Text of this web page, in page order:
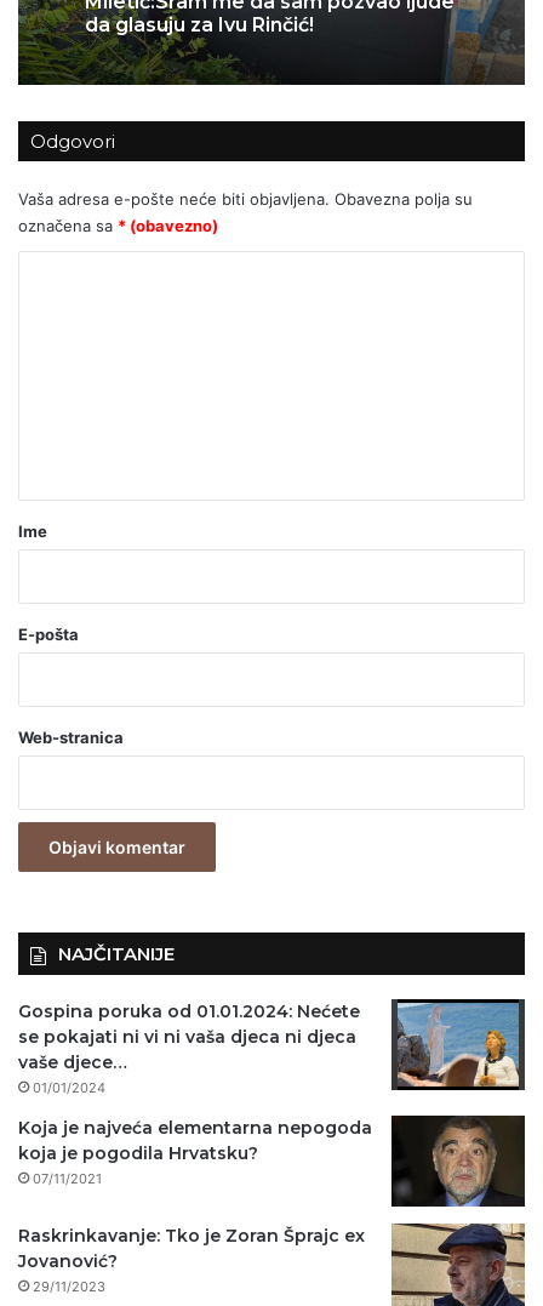
Miletić:Sram me da sam pozvao ljude
da glasuju za Ivu Rinčić!
06/07/2026
Za Sedlarov ‘Vukovar’ nula, a ‘Svadbi’
stotine tisuća eura?
Odgovori
Vaša adresa e-pošte neće biti objavljena. Obavezna polja su
označena sa * (obavezno)
r
o
a
v
z
Ime
E-pošta
Web-stranica
NAJČITANIJE
Gospina poruka od 01.01.2024: Nećete
se pokajati ni vi ni vaša djeca ni djeca
vaše djece…
01/01/2024
Koja je najveća elementarna nepogoda
koja je pogodila Hrvatsku?
07/11/2021
Raskrinkavanje: Tko je Zoran Šprajc ex
Jovanović?
29/11/2023